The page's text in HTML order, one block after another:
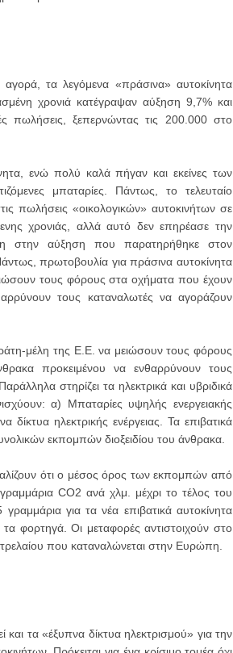
τα λεγόμενα «πράσινα» αυτοκίνητα
χρονιά κατέγραψαν αύξηση 9,7% και
πωλήσεις, ξεπερνώντας τις 200.000 στο
ενώ πολύ καλά πήγαν και εκείνες των
μπαταρίες. Πάντως, το τελευταίο
πωλήσεις «οικολογικών» αυτοκινήτων σε
χρονιάς, αλλά αυτό δεν επηρέασε την
στην αύξηση που παρατηρήθηκε στον
πρωτοβουλία για πράσινα αυτοκίνητα
τους φόρους στα οχήματα που έχουν
τους καταναλωτές να αγοράζουν
μέλη της Ε.Ε. να μειώσουν τους φόρους
προκειμένου να ενθαρρύνουν τους
στηρίζει τα ηλεκτρικά και υβριδικά
α) Μπαταρίες υψηλής ενεργειακής
δίκτυα ηλεκτρικής ενέργειας. Τα επιβατικά
εκπομπών διοξειδίου του άνθρακα.
ότι ο μέσος όρος των εκπομπών από
CO2 ανά χλμ. μέχρι το τέλος του
για τα νέα επιβατικά αυτοκίνητα
φορτηγά. Οι μεταφορές αντιστοιχούν στο
που καταναλώνεται στην Ευρώπη.
και τα «έξυπνα δίκτυα ηλεκτρισμού» για την